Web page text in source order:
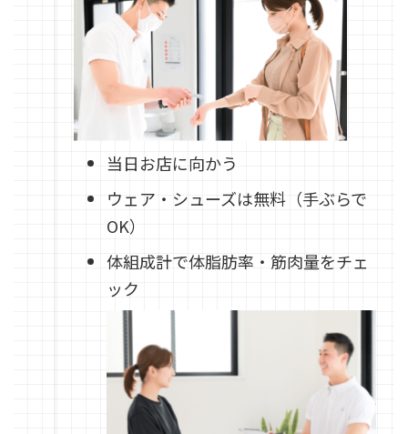
当日お店に向かう
ウェア・シューズは無料（手ぶらで
OK）
体組成計で体脂肪率・筋肉量をチェ
ック